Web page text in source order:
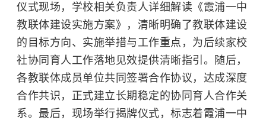
仪式现场，学校相关负责人详细解读《霞浦一中
教联体建设实施方案》，清晰明确了教联体建设
的目标方向、实施举措与工作重点，为后续家校
社协同育人工作落地见效提供清晰指引。随后，
各教联体成员单位共同签署合作协议，达成深度
合作共识，正式建立长期稳定的协同育人合作关
系。最后，现场举行揭牌仪式，标志着霞浦一中